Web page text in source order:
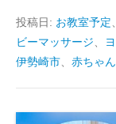
投稿日: お教室予定
ビーマッサージ
伊勢崎市
赤ちゃん